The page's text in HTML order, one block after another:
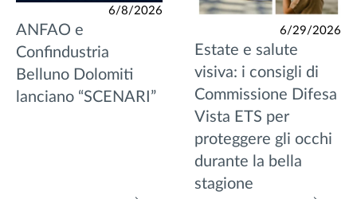
6/8/2026
ANFAO e
Confindustria
Belluno Dolomiti
lanciano “SCENARI”
6/29/2026
Estate e salute
visiva: i consigli di
Commissione Difesa
Vista ETS per
proteggere gli occhi
durante la bella
stagione